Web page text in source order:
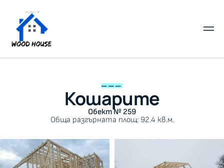
___
Кошарите
Обект № 259
Обща разгърната площ: 92.4 кв.м.